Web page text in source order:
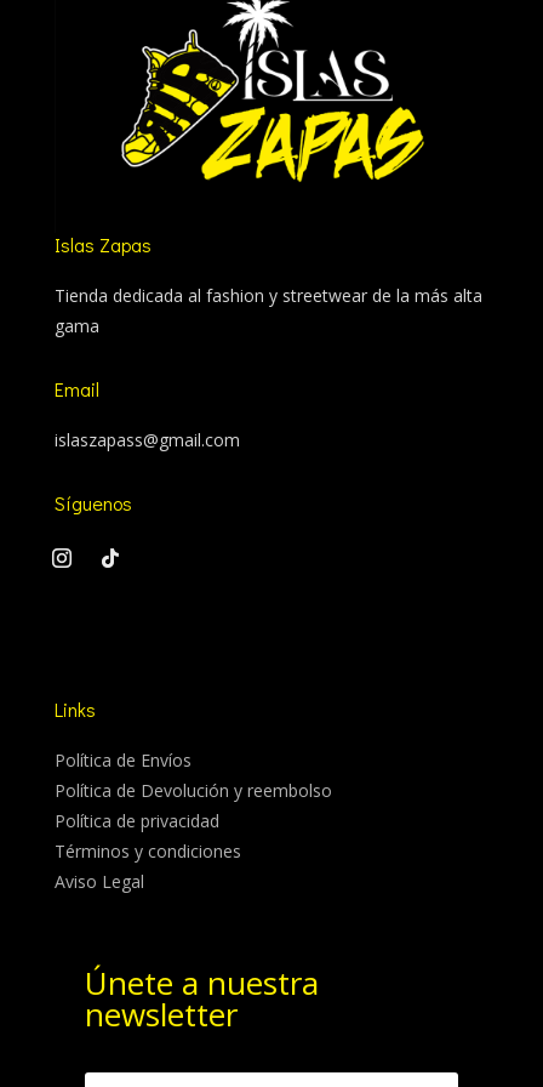
Islas Zapas
Tienda dedicada al fashion y streetwear de la más alta
gama
Email
islaszapass@gmail.com
Síguenos
Links
Política de Envíos
Política de Devolución y reembolso
Política de privacidad
Términos y condiciones
Aviso Legal
Únete a nuestra
newsletter